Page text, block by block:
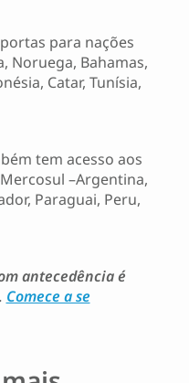
para nações
Noruega, Bahamas,
Catar, Tunísia,
tem acesso aos
–Argentina,
Paraguai, Peru,
antecedência é
Comece a se